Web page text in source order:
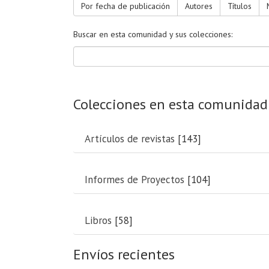
Por fecha de publicación Autores Títulos
Buscar en esta comunidad y sus colecciones:
Colecciones en esta comunidad
Artículos de revistas [143]
Informes de Proyectos [104]
Libros [58]
Envíos recientes